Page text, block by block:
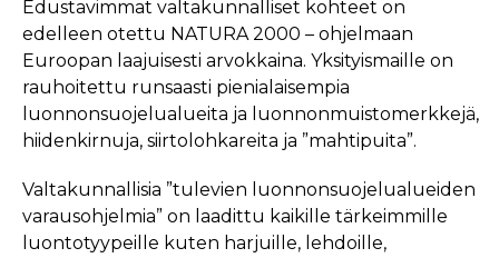
Edustavimmat valtakunnalliset kohteet on
edelleen otettu NATURA 2000 – ohjelmaan
Euroopan laajuisesti arvokkaina. Yksityismaille on
rauhoitettu runsaasti pienialaisempia
luonnonsuojelualueita ja luonnonmuistomerkkejä,
hiidenkirnuja, siirtolohkareita ja ”mahtipuita”.
Valtakunnallisia ”tulevien luonnonsuojelualueiden
varausohjelmia” on laadittu kaikille tärkeimmille
luontotyypeille kuten harjuille, lehdoille,